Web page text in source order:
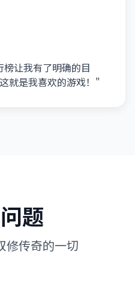
让我有了明确的目
就是我喜欢的游戏！"
题
修传奇的一切